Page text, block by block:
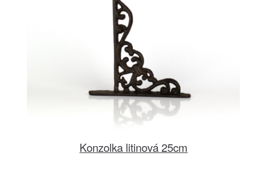
Konzolka litinová 25cm